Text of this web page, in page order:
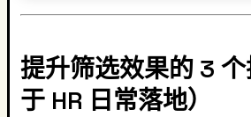
提升筛选效果的 3
于 HR 日常落地）